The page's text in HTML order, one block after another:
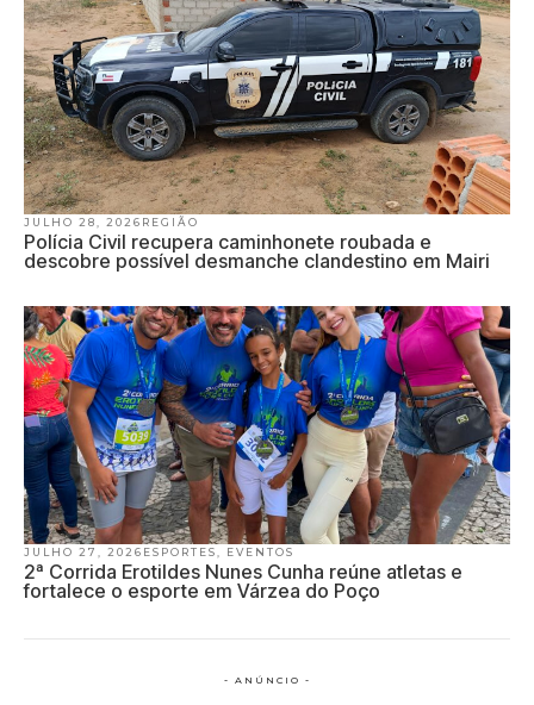
JULHO 28, 2026 REGIÃO
Polícia Civil recupera caminhonete roubada e
descobre possível desmanche clandestino em Mairi
JULHO 27, 2026 ESPORTES EVENTOS
2ª Corrida Erotildes Nunes Cunha reúne atletas e
fortalece o esporte em Várzea do Poço
- ANÚNCIO -